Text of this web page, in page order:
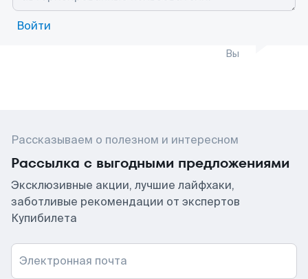
Войти
Вы
Рассказываем о полезном и интересном
Рассылка с выгодными предложениями
Эксклюзивные акции, лучшие лайфхаки,
заботливые рекомендации от экспертов
Купибилета
Электронная почта